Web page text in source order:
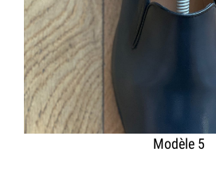
Modèle 5